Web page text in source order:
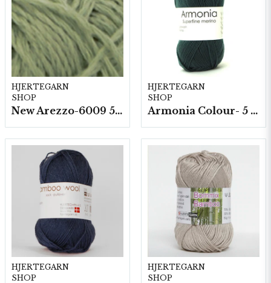
HJERTEGARN
SHOP
New Arezzo-6009 50g./nyst. 10 st/fp.
HJERTEGARN
SHOP
Armonia Colour- 5 härv/fp. a100 g.
HJERTEGARN
SHOP
HJERTEGARN
SHOP